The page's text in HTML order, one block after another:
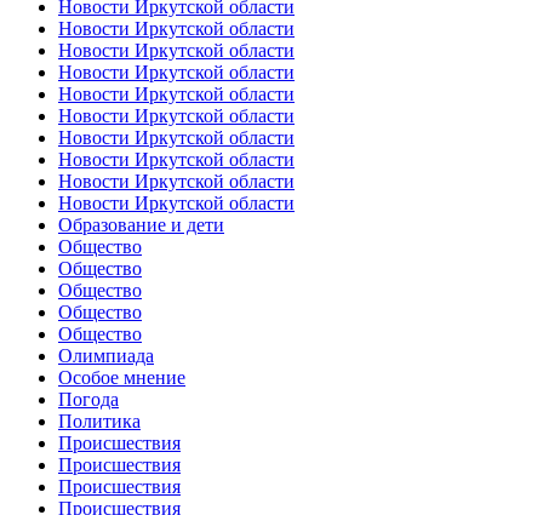
Новости Иркутской области
Новости Иркутской области
Новости Иркутской области
Новости Иркутской области
Новости Иркутской области
Новости Иркутской области
Новости Иркутской области
Новости Иркутской области
Новости Иркутской области
Новости Иркутской области
Образование и дети
Общество
Общество
Общество
Общество
Общество
Олимпиада
Особое мнение
Погода
Политика
Происшествия
Происшествия
Происшествия
Происшествия